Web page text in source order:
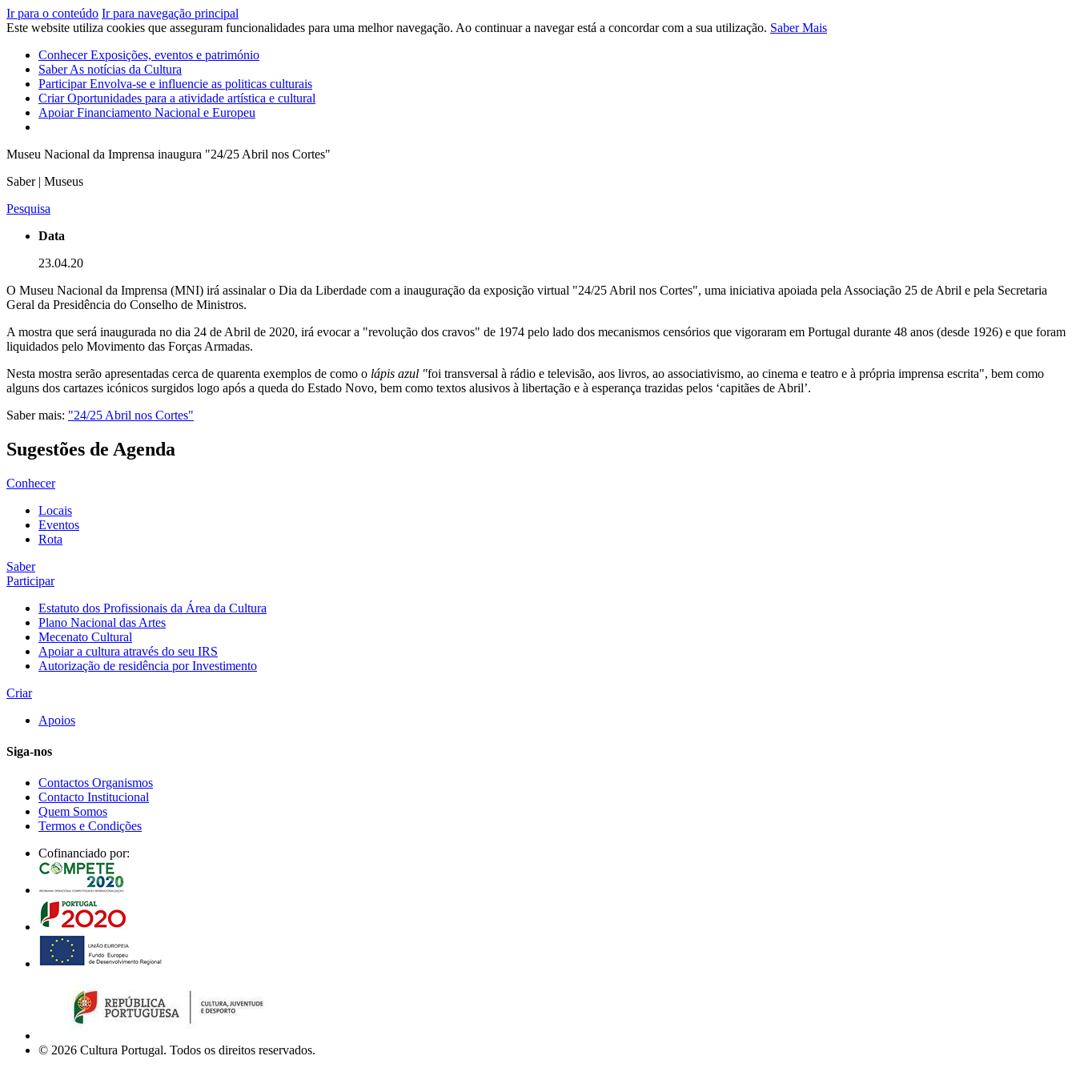
Ir para o conteúdo Ir para navegação principal
Este website utiliza cookies que asseguram funcionalidades para uma melhor navegação. Ao continuar a navegar está a concordar com a sua utilização. Saber Mais
ConhecerExposições, eventos e património
SaberAs notícias da Cultura
ParticiparEnvolva-se e influencie as politicas culturais
CriarOportunidades para a atividade artística e cultural
ApoiarFinanciamento Nacional e Europeu
Museu Nacional da Imprensa inaugura "24/25 Abril nos Cortes"
Saber | Museus
Pesquisa
Data
23.04.20
O Museu Nacional da Imprensa (MNI) irá assinalar o Dia da Liberdade com a inauguração da exposição virtual "24/25 Abril nos Cortes", uma iniciativa apoiada pela Associação 25 de Abril e pela Secretaria
Geral da Presidência do Conselho de Ministros.
A mostra que será inaugurada no dia 24 de Abril de 2020, irá evocar a "revolução dos cravos" de 1974 pelo lado dos mecanismos censórios que vigoraram em Portugal durante 48 anos (desde 1926) e que foram
liquidados pelo Movimento das Forças Armadas.
Nesta mostra serão apresentadas cerca de quarenta exemplos de como o lápis azul "foi transversal à rádio e televisão, aos livros, ao associativismo, ao cinema e teatro e à própria imprensa escrita", bem como
alguns dos cartazes icónicos surgidos logo após a queda do Estado Novo, bem como textos alusivos à libertação e à esperança trazidas pelos ‘capitães de Abril’.
Saber mais: "24/25 Abril nos Cortes"
Sugestões de Agenda
Conhecer
Locais
Eventos
Rota
Saber
Participar
Estatuto dos Profissionais da Área da Cultura
Plano Nacional das Artes
Mecenato Cultural
Apoiar a cultura através do seu IRS
Autorização de residência por Investimento
Criar
Apoios
Siga-nos
Contactos Organismos
Contacto Institucional
Quem Somos
Termos e Condições
Cofinanciado por:
© 2026 Cultura Portugal. Todos os direitos reservados.